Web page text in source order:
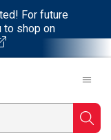
For future
to shop on